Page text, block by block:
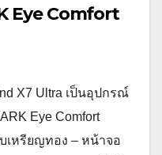
Eye Comfort
X7 Ultra เป็นอุปกรณ์
Eye Comfort
เหรียญทอง – หน้าจอ